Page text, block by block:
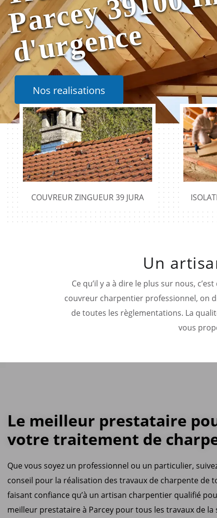
e
Nos realisations
COUVREUR ZINGUEUR 39 JURA
Un
Ce qu’il y a à dire le plus sur nous,
couvreur charpentier professionnel, on
de toutes les règlementations. La
vous
Le meilleur prestataire
votre traitement de
Que vous soyez un professionnel ou un particulier,
conseil pour la réalisation des travaux de charpente de
faisant confiance qu’à un artisan charpentier qualifié
meilleur prestataire à Parcey pour tous les travaux de